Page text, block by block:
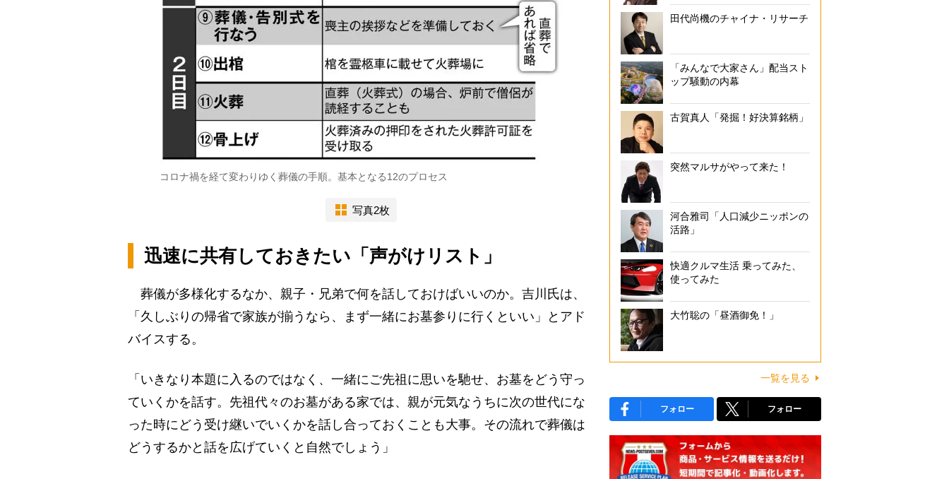
コロナ禍を経て変わりゆく葬儀の手順。基本となる12のプロセス
写真2枚
迅速に共有しておきたい「声がけリスト」
葬儀が多様化するなか、親子・兄弟で何を話しておけばいいのか。吉川氏は、
「久しぶりの帰省で家族が揃うなら、まず一緒にお墓参りに行くといい」とアド
バイスする。
「いきなり本題に入るのではなく、一緒にご先祖に思いを馳せ、お墓をどう守っ
ていくかを話す。先祖代々のお墓がある家では、親が元気なうちに次の世代にな
った時にどう受け継いでいくかを話し合っておくことも大事。その流れで葬儀は
どうするかと話を広げていくと自然でしょう」
田代尚機のチャイナ・リサーチ
「みんなで大家さん」配当スト
ップ騒動の内幕
古賀真人「発掘！好決算銘柄」
突然マルサがやって来た！
河合雅司「人口減少ニッポンの
活路」
快適クルマ生活 乗ってみた、
使ってみた
大竹聡の「昼酒御免！」
一覧を見る
フォロー フォロー